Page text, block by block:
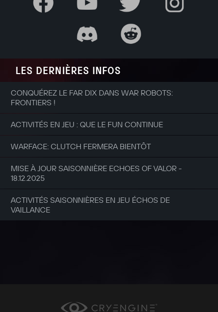
LES DERNIÈRES INFOS
CONQUÉREZ LE FAR DIX DANS WAR ROBOTS:
FRONTIERS !
ACTIVITÉS EN JEU : QUE LE FUN CONTINUE
WARFACE: CLUTCH FERMERA BIENTÔT
MISE À JOUR SAISONNIÈRE ECHOES OF VALOR -
18.12.2025
ACTIVITÉS SAISONNIÈRES EN JEU ÉCHOS DE
VAILLANCE